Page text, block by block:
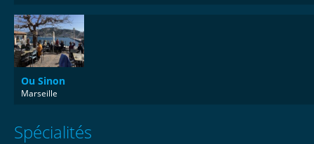
Ou Sinon
Marseille
Spécialités